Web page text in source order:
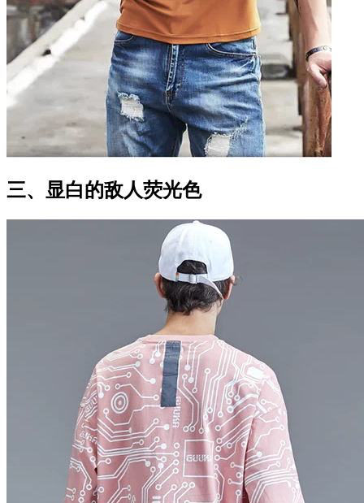
三、显白的敌人荧光色